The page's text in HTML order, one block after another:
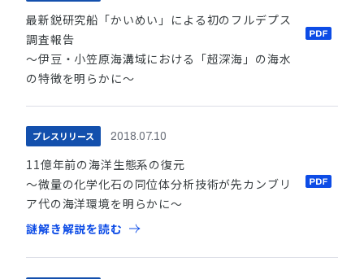
最新鋭研究船「かいめい」による初のフルデプス
調査報告
～伊豆・小笠原海溝域における「超深海」の海水
の特徴を明らかに～
プレスリリース 2018.07.10
11億年前の海洋生態系の復元
～微量の化学化石の同位体分析技術が先カンブリ
ア代の海洋環境を明らかに～
謎解き解説を読む